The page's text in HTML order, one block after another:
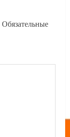
Обязательные